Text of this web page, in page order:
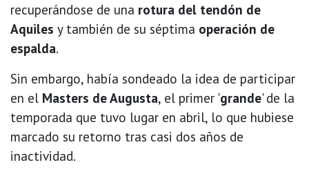
recuperándose de una rotura del tendón de
Aquiles y también de su séptima operación de
espalda.
Sin embargo, había sondeado la idea de participar
en el Masters de Augusta, el primer 'grande' de la
temporada que tuvo lugar en abril, lo que hubiese
marcado su retorno tras casi dos años de
inactividad.